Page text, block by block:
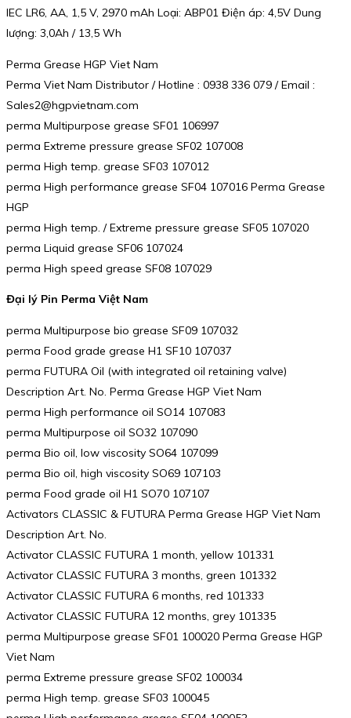
IEC LR6, AA, 1,5 V, 2970 mAh Loại: ABP01 Điện áp: 4,5V Dung
lượng: 3,0Ah / 13,5 Wh
Perma Grease HGP Viet Nam
Perma Viet Nam Distributor / Hotline : 0938 336 079 / Email :
Sales2@hgpvietnam.com
perma Multipurpose grease SF01 106997
perma Extreme pressure grease SF02 107008
perma High temp. grease SF03 107012
perma High performance grease SF04 107016 Perma Grease
HGP
perma High temp. / Extreme pressure grease SF05 107020
perma Liquid grease SF06 107024
perma High speed grease SF08 107029
Đại lý Pin Perma Việt Nam
perma Multipurpose bio grease SF09 107032
perma Food grade grease H1 SF10 107037
perma FUTURA Oil (with integrated oil retaining valve)
Description Art. No. Perma Grease HGP Viet Nam
perma High performance oil SO14 107083
perma Multipurpose oil SO32 107090
perma Bio oil, low viscosity SO64 107099
perma Bio oil, high viscosity SO69 107103
perma Food grade oil H1 SO70 107107
Activators CLASSIC & FUTURA Perma Grease HGP Viet Nam
Description Art. No.
Activator CLASSIC FUTURA 1 month, yellow 101331
Activator CLASSIC FUTURA 3 months, green 101332
Activator CLASSIC FUTURA 6 months, red 101333
Activator CLASSIC FUTURA 12 months, grey 101335
perma Multipurpose grease SF01 100020 Perma Grease HGP
Viet Nam
perma Extreme pressure grease SF02 100034
perma High temp. grease SF03 100045